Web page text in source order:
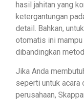
hasil jahitan yang
ketergantungan
detail. Bahkan,
otomatis ini
dibandingkan
Jika Anda
seperti untuk acara
perusahaan,